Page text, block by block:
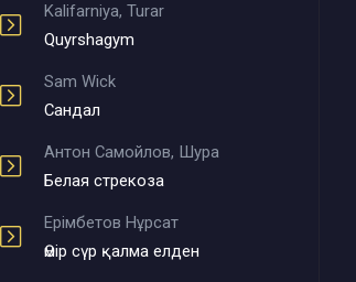
Kalifarniya, Turar
Quyrshagym
Sam Wick
Сандал
Антон Самойлов, Шура
Белая стрекоза
Ерімбетов Нұрсат
Өмір сүр қалма елден